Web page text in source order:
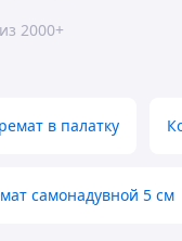
2000+
в палатку
самонадувной 5 см